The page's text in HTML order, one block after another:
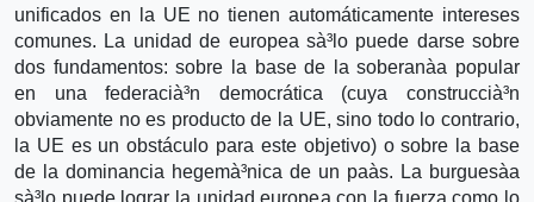
unificados en la UE no tienen automáticamente intereses
comunes. La unidad de europea sà³lo puede darse sobre
dos fundamentos: sobre la base de la soberanà­a popular
en una federacià³n democrática (cuya construccià³n
obviamente no es producto de la UE, sino todo lo contrario,
la UE es un obstáculo para este objetivo) o sobre la base
de la dominancia hegemà³nica de un paà­s. La burguesà­a
sà³lo puede lograr la unidad europea con la fuerza como lo